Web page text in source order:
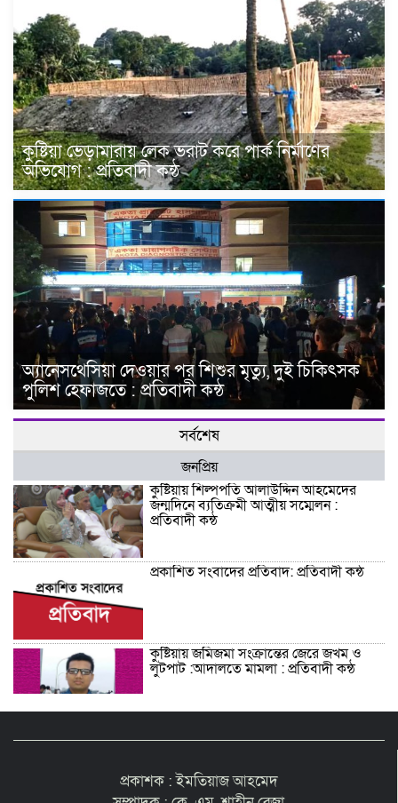
কুষ্টিয়া ভেড়ামারায় লেক ভরাট করে পার্ক নির্মাণের
অভিযোগ : প্রতিবাদী কন্ঠ
অ্যানেসথেসিয়া দেওয়ার পর শিশুর মৃত্যু, দুই চিকিৎসক
পুলিশ হেফাজতে : প্রতিবাদী কন্ঠ
সর্বশেষ
জনপ্রিয়
কুষ্টিয়ায় শিল্পপতি আলাউদ্দিন আহমেদের
জন্মদিনে ব্যতিক্রমী আত্মীয় সম্মেলন :
প্রতিবাদী কন্ঠ
প্রকাশিত সংবাদের প্রতিবাদ: প্রতিবাদী কন্ঠ
কুষ্টিয়ায় জমিজমা সংক্রান্তের জেরে জখম ও
লুটপাট :আদালতে মামলা : প্রতিবাদী কন্ঠ
শিশু সন্তানকে আটকে বিদেশে পাচার বন্দে
প্রকাশক : ইমতিয়াজ আহমেদ